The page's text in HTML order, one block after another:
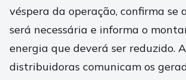
véspera da operação, confirma se
será necessária e informa o
energia que deverá ser reduzido.
distribuidoras comunicam os